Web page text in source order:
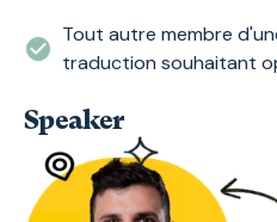
Tout autre membre
traduction souhaitant
Speaker